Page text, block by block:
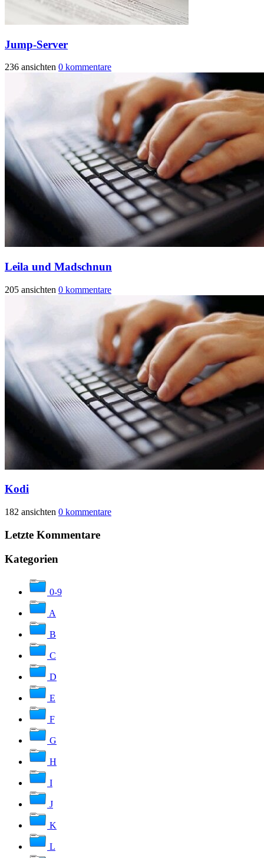
Jump-Server
236 ansichten 0 kommentare
Leila und Madschnun
205 ansichten 0 kommentare
Kodi
182 ansichten 0 kommentare
Letzte Kommentare
Kategorien
0-9
A
B
C
D
E
F
G
H
I
J
K
L